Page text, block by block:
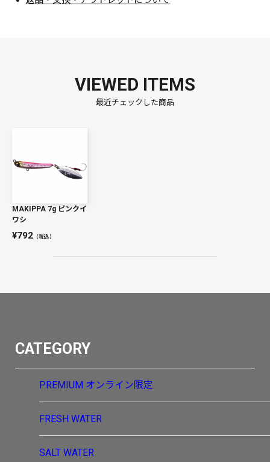
VIEWED ITEMS
最近チェックした商品
MAKIPPA 7g ピンクイ
ワシ
792 （税込）
CATEGORY
PREMIUM オンライン限定
FRESH WATER
SALT WATER